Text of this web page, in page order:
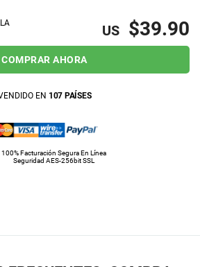
US $39.90
COMPRAR AHORA
EN 107 PAÍSES
100% Facturación Segura En Línea
Seguridad AES-256bit SSL